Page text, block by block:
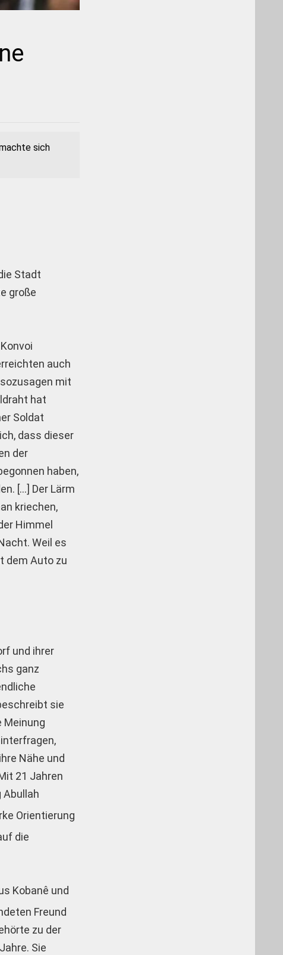
sich
Stadt
große
auch
mit
hat
Soldat
dass dieser
der
haben,
[…] Der Lärm
kriechen,
Himmel
Weil es
dem Auto zu
und ihrer
ganz
sie
Meinung
Nähe und
21 Jahren
Abullah
Orientierung
die
Kobanê und
Freund
zu der
Sie